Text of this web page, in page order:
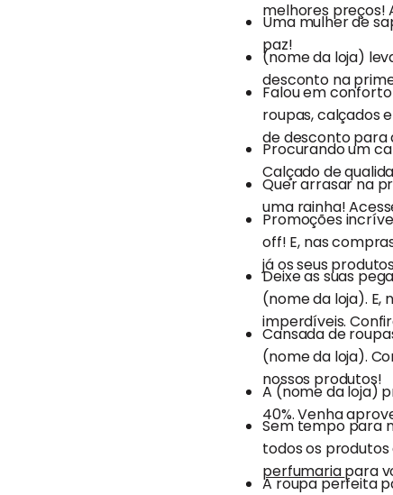
melhores preços!
Uma mulher de
paz!
(nome da loja)
desconto na
Falou em
roupas, calçados
de desconto
Procurando um
Calçado de
Quer arrasar na
uma rainha!
Promoções
off! E, nas
já os seus
Deixe as suas
(nome da loja). E,
imperdíveis.
Cansada de
(nome da loja).
nossos produtos!
A (nome da loja)
40%. Venha
Sem tempo para
todos os
perfumariapara
A roupa perfeita